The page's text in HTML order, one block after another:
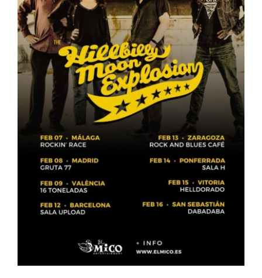
ARTÍCULOS
QUÉ HACEMOS
MECENAZGO
CONTRATACIÓN
CONTACTO